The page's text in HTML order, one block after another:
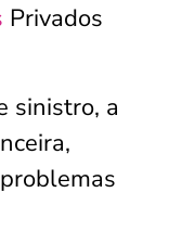
Privados
sinistro, a